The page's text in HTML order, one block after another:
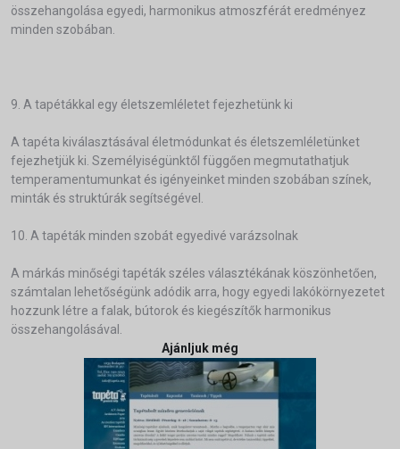
összehangolása egyedi, harmonikus atmoszférát eredményez
minden szobában.
9. A tapétákkal egy életszemléletet fejezhetünk ki
A tapéta kiválasztásával életmódunkat és életszemléletünket
fejezhetjük ki. Személyiségünktől függően megmutathatjuk
temperamentumunkat és igényeinket minden szobában színek,
minták és struktúrák segítségével.
10. A tapéták minden szobát egyedivé varázsolnak
A márkás minőségi tapéták széles választékának köszönhetően,
számtalan lehetőségünk adódik arra, hogy egyedi lakókörnyezetet
hozzunk létre a falak, bútorok és kiegészítők harmonikus
összehangolásával.
Ajánljuk még